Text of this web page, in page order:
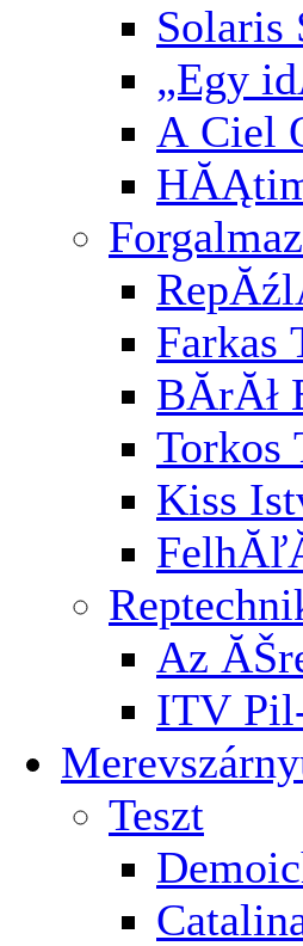
Solaris
„Egy
A Ciel
Farkas
BĂ­rĂł
Torkos
Kiss
Az
ITV
Teszt